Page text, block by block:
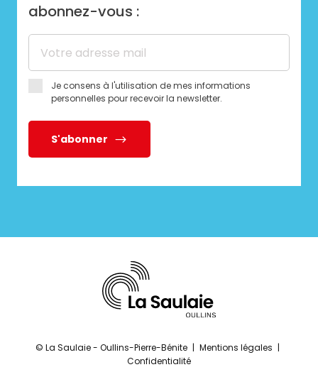
abonnez-vous :
Je consens à l'utilisation de mes informations
personnelles pour recevoir la newsletter.
S'abonner
© La Saulaie - Oullins-Pierre-Bénite | Mentions légales |
Confidentialité